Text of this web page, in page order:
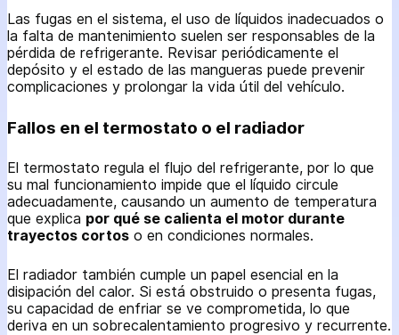
Las fugas en el sistema, el uso de líquidos inadecuados o
la falta de mantenimiento suelen ser responsables de la
pérdida de refrigerante. Revisar periódicamente el
depósito y el estado de las mangueras puede prevenir
complicaciones y prolongar la vida útil del vehículo.
Fallos en el termostato o el radiador
El termostato regula el flujo del refrigerante, por lo que
su mal funcionamiento impide que el líquido circule
adecuadamente, causando un aumento de temperatura
que explica por qué se calienta el motor durante
trayectos cortos o en condiciones normales.
El radiador también cumple un papel esencial en la
disipación del calor. Si está obstruido o presenta fugas,
su capacidad de enfriar se ve comprometida, lo que
deriva en un sobrecalentamiento progresivo y recurrente.